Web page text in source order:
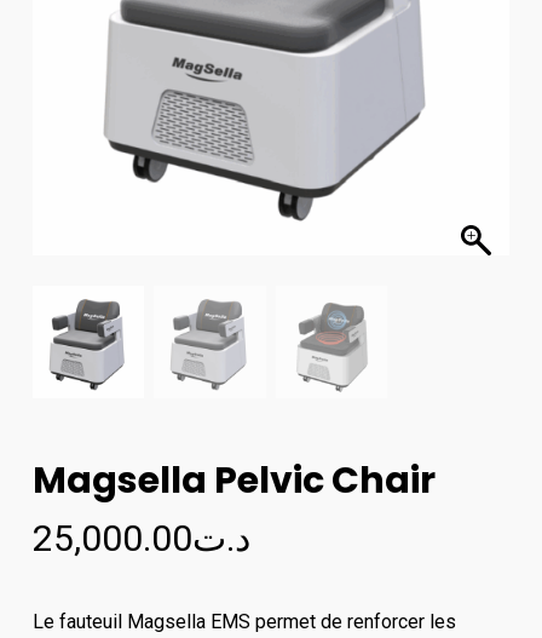
Magsella Pelvic Chair
د.ت25,000.00
Le fauteuil Magsella EMS permet de renforcer les